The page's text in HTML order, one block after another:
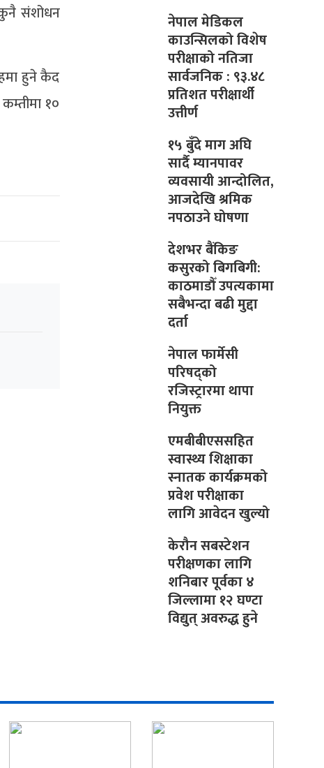
कुनै संशोधन
हुने कैद
१०
नेपाल मेडिकल
काउन्सिलको विशेष
परीक्षाको नतिजा
सार्वजनिक : ९३.४८
प्रतिशत परीक्षार्थी
उत्तीर्ण
१५ बुँदे माग अघि
सार्दै म्यानपावर
व्यवसायी आन्दोलित,
आजदेखि श्रमिक
नपठाउने घोषणा
देशभर बैंकिङ
कसुरको बिगबिगी:
काठमाडौँ उपत्यकामा
सबैभन्दा बढी मुद्दा
दर्ता
नेपाल फार्मेसी
परिषद्को
रजिस्ट्रारमा थापा
नियुक्त
एमबीबीएससहित
स्वास्थ्य शिक्षाका
स्नातक कार्यक्रमको
प्रवेश परीक्षाका
लागि आवेदन खुल्यो
केरौन सबस्टेशन
परीक्षणका लागि
शनिबार पूर्वका ४
जिल्लामा १२ घण्टा
विद्युत् अवरुद्ध हुने